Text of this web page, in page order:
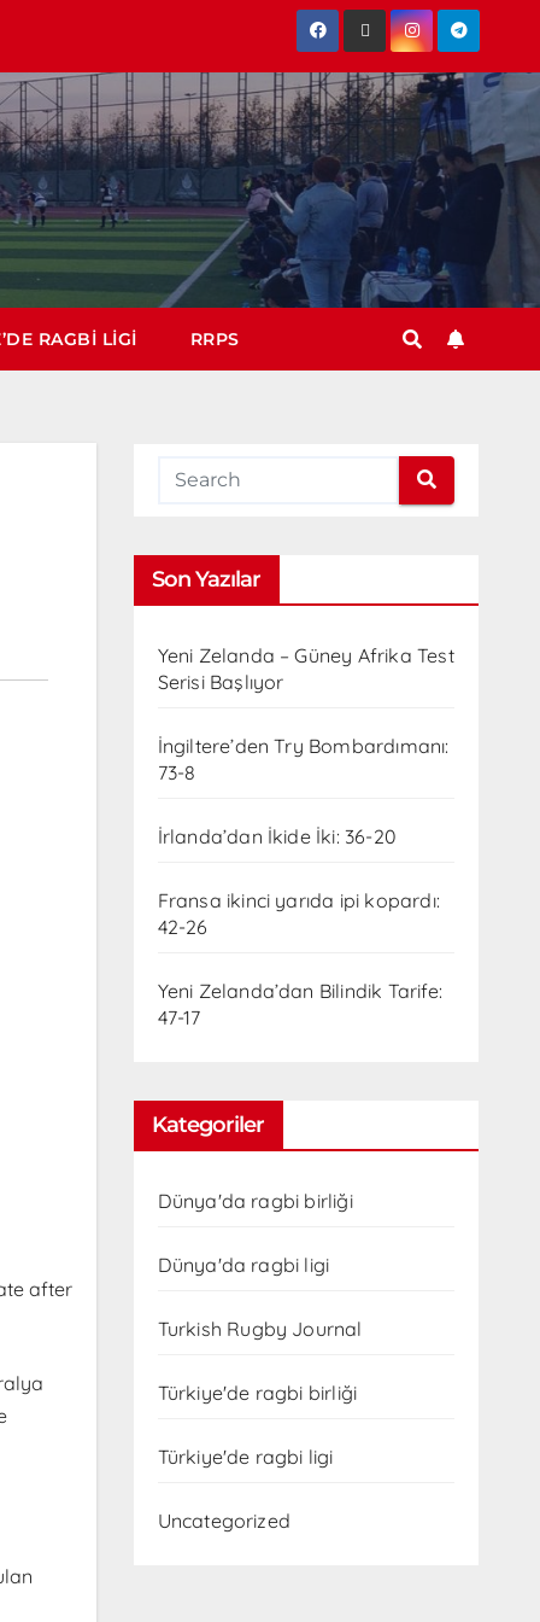
RAGBI LIGI RRPS
after
Son Yazılar
Yeni Zelanda – Güney Afrika Test
Serisi Başlıyor
İngiltere’den Try Bombardımanı:
73-8
İrlanda’dan İkide İki: 36-20
Fransa ikinci yarıda ipi kopardı:
42-26
Yeni Zelanda’dan Bilindik Tarife:
47-17
Kategoriler
Dünya'da ragbi birliği
Dünya'da ragbi ligi
Turkish Rugby Journal
Türkiye'de ragbi birliği
Türkiye'de ragbi ligi
Uncategorized